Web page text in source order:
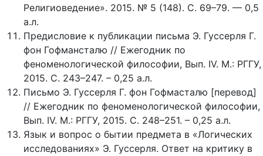
Религиоведение». 2015. № 5 (148). С. 69–79. — 0,5
а.л.
Предисловие к публикации письма Э. Гуссерля Г.
фон Гофмансталю // Ежегодник по
феноменологической философии, Вып. IV. М.: РГГУ,
2015. С. 243–247. – 0,25 а.л.
Письмо Э. Гуссерля Г. фон Гофмасталю [перевод]
// Ежегодник по феноменологической философии,
Вып. IV. М.: РГГУ, 2015. С. 248–251. – 0,25 а.л.
Язык и вопрос о бытии предмета в «Логических
исследованиях» Э. Гуссерля. Ответ на критику в